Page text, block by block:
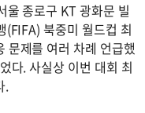
울 종로구 KT 광화문 빌
북중미 월드컵 최
문제를 여러 차례 언급했
다. 사실상 이번 대회 최
.